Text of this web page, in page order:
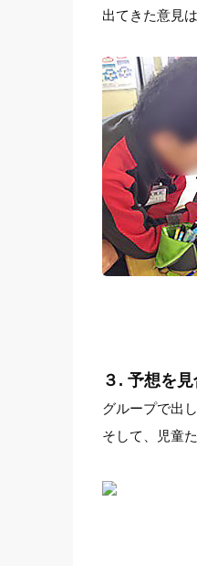
出てきた意見
３. 予想を
グループで出
そして、児童